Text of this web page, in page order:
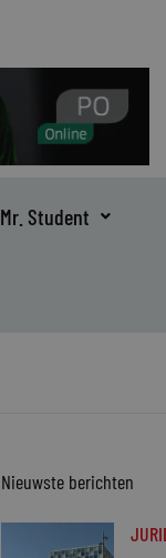
Mr. Student
Nieuwste berichten